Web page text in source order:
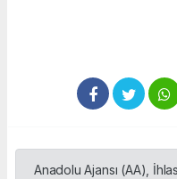
Anadolu Ajansı (AA),